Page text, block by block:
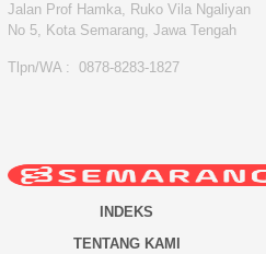
Jalan Prof Hamka, Ruko Vila Ngaliyan
No 5, Kota Semarang, Jawa Tengah
Tlpn/WA : 0878-8283-1827
INDEKS
TENTANG KAMI